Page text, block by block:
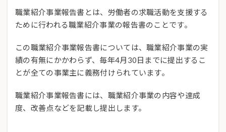
職業紹介事業報告書とは、労働者の求職活動を支援する
ために行われる職業紹介事業の報告書のことです。
この職業紹介事業報告書については、職業紹介事業の実
績の有無にかかわらず、毎年4月30日までに提出するこ
とが全ての事業主に義務付けられています。
職業紹介事業報告書には、職業紹介事業の内容や達成
度、改善点などを記載し提出します。